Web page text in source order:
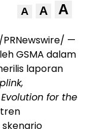
A A A
/PRNewswire/ —
GSMA dalam
laporan
for the